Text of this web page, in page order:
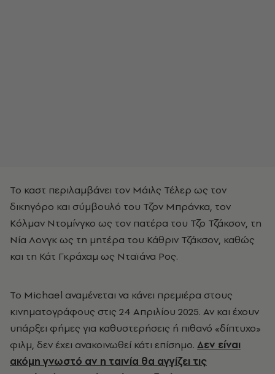
Το καστ περιλαμβάνει τον Μάιλς Τέλερ ως τον
δικηγόρο και σύμβουλό του Τζον Μπράνκα, τον
Κόλμαν Ντομίνγκο ως τον πατέρα του Τζο Τζάκσον, τη
Νία Λονγκ ως τη μητέρα του Κάθριν Τζάκσον, καθώς
και τη Κάτ Γκράχαμ ως Νταϊάνα Ρος.
Το Michael αναμένεται να κάνει πρεμιέρα στους
κινηματογράφους στις 24 Απριλίου 2025. Αν και έχουν
υπάρξει φήμες για καθυστερήσεις ή πιθανό «δίπτυχο»
φιλμ, δεν έχει ανακοινωθεί κάτι επίσημο. Δεν είναι
ακόμη γνωστό αν η ταινία θα αγγίζει τις